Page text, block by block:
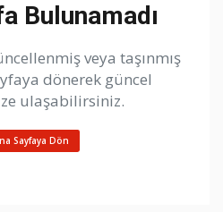
Bulunamadı
veya taşınmış
dönerek güncel
ulaşabilirsiniz.
Sayfaya Dön